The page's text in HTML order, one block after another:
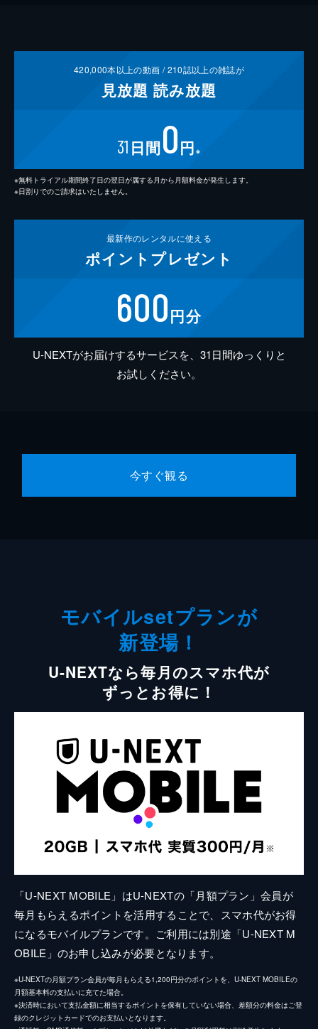
420,000本以上の動画 /210誌以上の雑誌が
見放題 読み放題
31 日間0円 ※
※無料トライアル期間終了日の翌日が属する月から月額料金が発生します。
※日割りでのご請求はいたしません。
最新作のレンタルに使える
ポイント プレゼント
600円分
U-NEXTがお届けするサービスを、31日間ゆっくりと
お試しください。
今すぐ観る
モバイルsetプランが
新登場！
U-NEXTなら毎月のスマホ代が
ずっとお得に！
「U-NEXT MOBILE」はU-NEXTの「月額プラン」会員が
毎月もらえるポイントを活用することで、スマホ代がお得
になるモバイルプランです。ご利用には別途「U-NEXT M
OBILE」のお申し込みが必要となります。
※U-NEXTの月額プラン会員が毎月もらえる1,200円分のポイントを、U-NEXT MOBILEの
月額基本料の支払いに充てた場合。
※決済時において支払金額に相当するポイントを保有していない場合、差額分の料金はご登
録のクレジットカードでのお支払いとなります。